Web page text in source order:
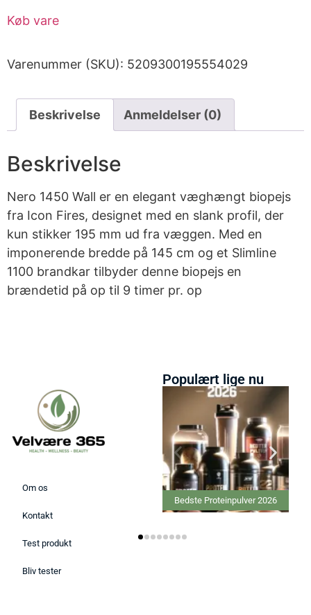
Køb vare
Varenummer (SKU): 5209300195554029
Beskrivelse Anmeldelser (0)
Beskrivelse
Nero 1450 Wall er en elegant væghængt biopejs
fra Icon Fires, designet med en slank profil, der
kun stikker 195 mm ud fra væggen. Med en
imponerende bredde på 145 cm og et Slimline
1100 brandkar tilbyder denne biopejs en
brændetid på op til 9 timer pr. op
Om os
Kontakt
Test produkt
Bliv tester
Populært lige nu
Bedste Proteinpulver 2026